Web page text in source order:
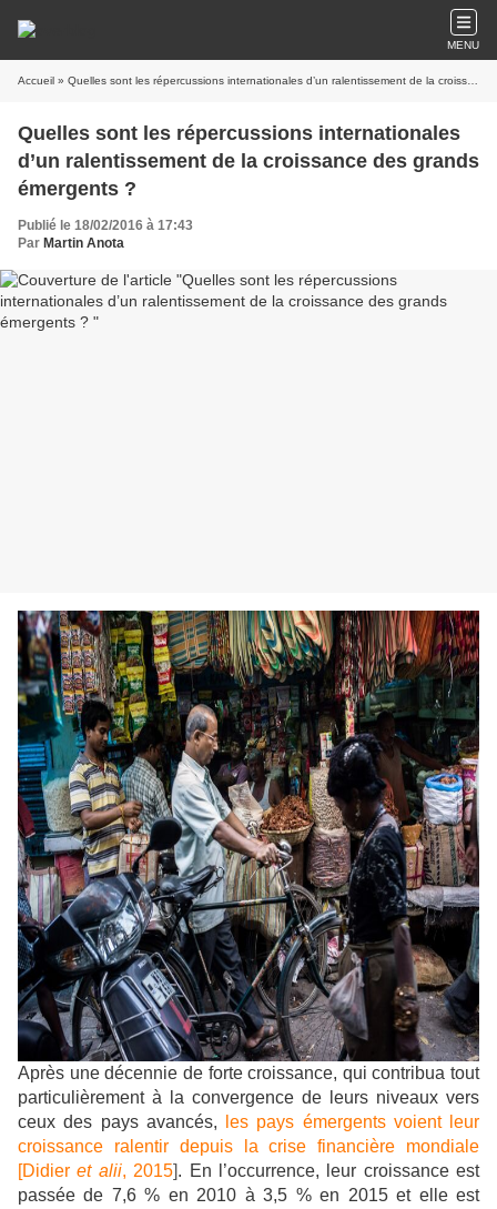
MENU
Accueil » Quelles sont les répercussions internationales d’un ralentissement de la croissance des grands émergents ?
Quelles sont les répercussions internationales
d’un ralentissement de la croissance des grands
émergents ?
Publié le 18/02/2016 à 17:43
Par Martin Anota
Après une décennie de forte croissance, qui contribua tout
particulièrement à la convergence de leurs niveaux vers
ceux des pays avancés,
les pays émergents voient leur
croissance ralentir depuis la crise financière mondiale
[Didieret alii, 2015]. En l’occurrence, leur croissance est
passée de 7,6 % en 2010 à 3,5 % en 2015 et elle est